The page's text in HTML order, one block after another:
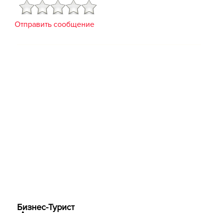
Отправить сообщение
Бизнес-Турист